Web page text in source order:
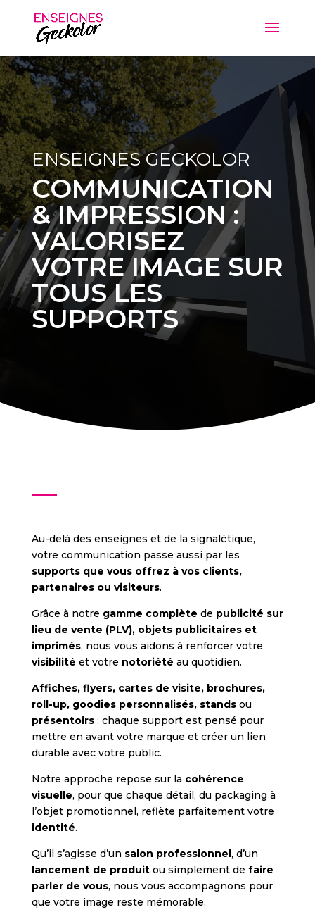
ENSEIGNES GECKOLOR
COMMUNICATION
& IMPRESSION :
VALORISEZ
VOTRE IMAGE SUR
TOUS LES
SUPPORTS
Au-delà des enseignes et de la signalétique,
votre communication passe aussi par les
supports que vous offrez à vos clients,
partenaires ou visiteurs.
Grâce à notre gamme complète de publicité sur
lieu de vente (PLV), objets publicitaires et
imprimés, nous vous aidons à renforcer votre
visibilité et votre notoriété au quotidien.
Affiches, flyers, cartes de visite, brochures,
roll-up, goodies personnalisés, standsou
présentoirs: chaque support est pensé pour
mettre en avant votre marque et créer un lien
durable avec votre public.
Notre approche repose sur la cohérence
visuelle, pour que chaque détail, du packaging à
l’objet promotionnel, reflète parfaitement votre
identité.
Qu’il s’agisse d’un salon professionnel, d’un
lancement de produitou simplement de faire
parler de vous, nous vous accompagnons pour
que votre image reste mémorable.